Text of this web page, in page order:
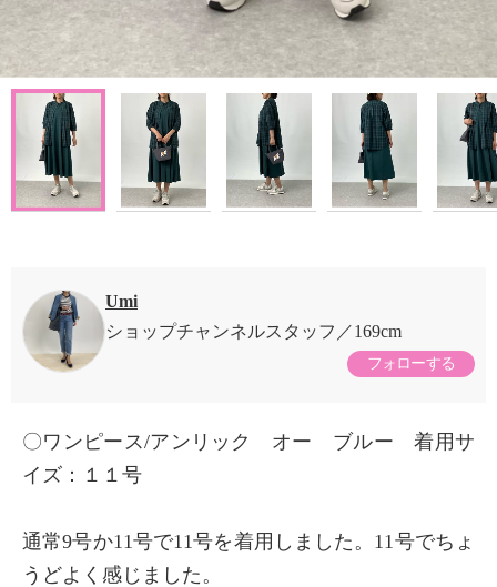
Umi
ショップチャンネルスタッフ
169cm
フォローする
〇ワンピース/アンリック オー ブルー 着用サ
イズ：１１号
通常9号か11号で11号を着用しました。11号でちょ
うどよく感じました。